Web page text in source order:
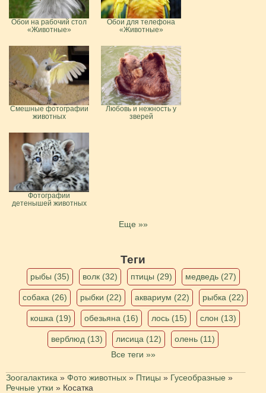
Обои на рабочий стол
«Животные»
Обои для телефона
«Животные»
Смешные фотографии
животных
Любовь и нежность у
зверей
Фотографии
детенышей животных
Еще »»
Теги
рыбы (35) волк (32) птицы (29) медведь (27)
собака (26) рыбки (22) аквариум (22) рыбка (22)
кошка (19) обезьяна (16) лось (15) слон (13)
верблюд (13) лисица (12)
олень (11)
Все теги »»
Зоогалактика » Фото животных » Птицы » Гусеобразные »
Речные утки » Косатка